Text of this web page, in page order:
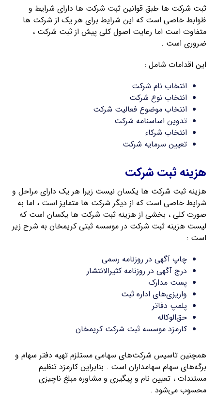
ثبت شرکت ها طبق قوانین ثبت شرکت ها دارای شرایط و
ظوابط خاصی است که این شرایط برای هر یک از شرکت ها
متفاوت است اما رعایت اصول کلی پیش از ثبت شرکت ،
ضروری است .
این اقدامات شامل :
انتخاب نام شرکت
انتخاب نوع شرکت
انتخاب موضوع فعالیت شرکت
تدوین اساسنامه شرکت
انتخاب شرکاء
تعیین سرمایه شرکت
هزینه ثبت شرکت
هزینه ثبت شرکت ها یکسان نیست زیرا هر یک دارای مراحل و
شرایط خاصی است که از دیگر شرکت ها متمایز است ، اما به
صورت کلی ، بخشی از هزینه ثبت شرکت ها یکسان است که
لیست هزینه ثبت شرکت در موسسه ثبتی کریمخان به شرح زیر
است :
چاپ آگهی در روزنامه رسمی
درج آگهی در روزنامه کثیرالانتشار
پست مدارک
واریزی‌های اداره ثبت
پلمپ دفاتر
حق‌الوکاله
کارمزد موسسه ثبت شرکت کریمخان
همچنین تاسیس شرکت‌های سهامی مستلزم تهیه دفتر سهام و
برگه‌های سهام سهامداران است . بنابراین کارمزد تنظیم
مستندات ، تعیین نام و پیگیری و مشاوره مبلغ ناچیزی
محسوب می‌شود .